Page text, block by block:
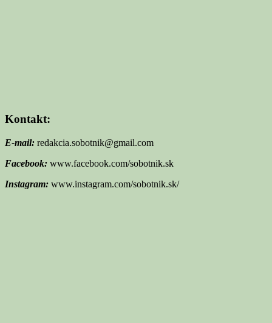
Kontakt:
E-mail: redakcia.sobotnik@gmail.com
Facebook: www.facebook.com/sobotnik.sk
Instagram: www.instagram.com/sobotnik.sk/